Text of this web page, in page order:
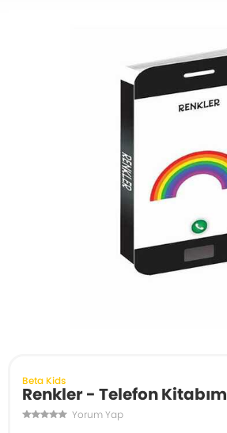
Beta Kids
Renkler - Telefon Kitabım
Yorum Yap